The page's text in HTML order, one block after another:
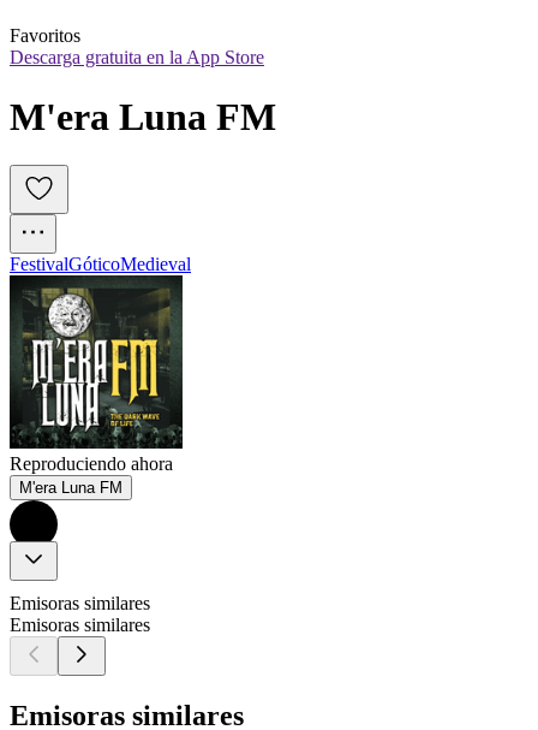
Favoritos
Descarga gratuita en la App Store
M'era Luna FM
FestivalGóticoMedieval
Reproduciendo ahora
M'era Luna FM
Emisoras similares
Emisoras similares
Emisoras similares